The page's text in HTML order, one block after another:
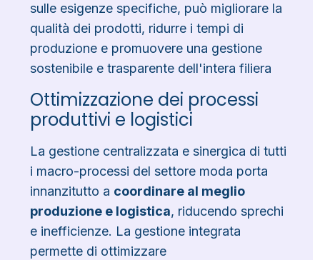
sulle esigenze specifiche, può migliorare la
qualità dei prodotti, ridurre i tempi di
produzione e promuovere una gestione
sostenibile e trasparente dell'intera filiera
Ottimizzazione dei processi
produttivi e logistici
La gestione centralizzata e sinergica di tutti
i macro-processi del settore moda porta
innanzitutto a coordinare al meglio
produzione e logistica, riducendo sprechi
e inefficienze. La gestione integrata
permette di ottimizzare